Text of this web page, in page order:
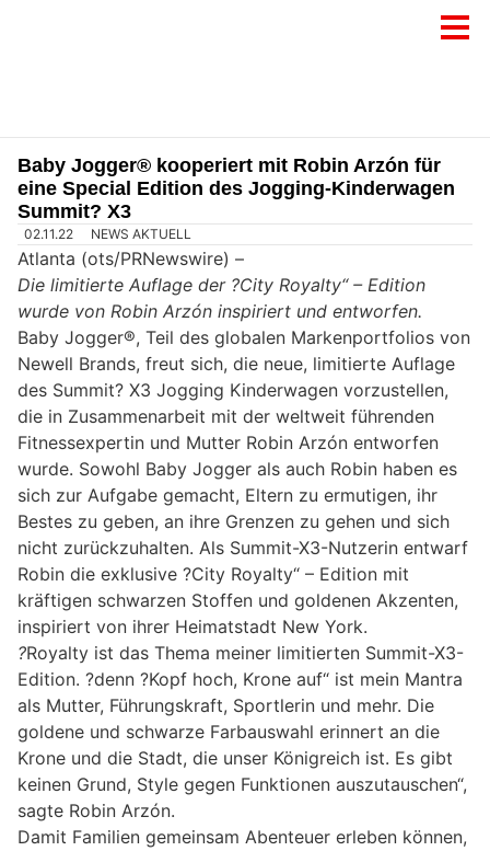
Baby Jogger® kooperiert mit Robin Arzón für
eine Special Edition des Jogging-Kinderwagen
Summit? X3
02.11.22 NEWS AKTUELL
Atlanta (ots/PRNewswire) –
Die limitierte Auflage der ?City Royalty“ – Edition
wurde von Robin Arzón inspiriert und entworfen.
Baby Jogger®, Teil des globalen Markenportfolios von
Newell Brands, freut sich, die neue, limitierte Auflage
des Summit? X3 Jogging Kinderwagen vorzustellen,
die in Zusammenarbeit mit der weltweit führenden
Fitnessexpertin und Mutter Robin Arzón entworfen
wurde. Sowohl Baby Jogger als auch Robin haben es
sich zur Aufgabe gemacht, Eltern zu ermutigen, ihr
Bestes zu geben, an ihre Grenzen zu gehen und sich
nicht zurückzuhalten. Als Summit-X3-Nutzerin entwarf
Robin die exklusive ?City Royalty“ – Edition mit
kräftigen schwarzen Stoffen und goldenen Akzenten,
inspiriert von ihrer Heimatstadt New York.
?Royalty ist das Thema meiner limitierten Summit-X3-
Edition. ?denn ?Kopf hoch, Krone auf“ ist mein Mantra
als Mutter, Führungskraft, Sportlerin und mehr. Die
goldene und schwarze Farbauswahl erinnert an die
Krone und die Stadt, die unser Königreich ist. Es gibt
keinen Grund, Style gegen Funktionen auszutauschen“,
sagte Robin Arzón.
Damit Familien gemeinsam Abenteuer erleben können,